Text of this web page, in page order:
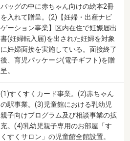
バッグの中に赤ちゃん向けの絵本2冊
を入れて贈呈。(2)【妊婦・出産ナビ
ゲーション事業】区内在住で妊娠届出
書(妊婦転入届)を出された妊婦を対象
に妊婦面接を実施している。面接終了
後、育児パッケージ(電子ギフト)を贈
呈。
(1)すくすくカード事業。(2)赤ちゃん
の駅事業。(3)児童館における乳幼児
親子向けプログラム及び相談事業の拡
充。(4)乳幼児親子専用のお部屋「す
くすくサロン」の児童館全館設置。